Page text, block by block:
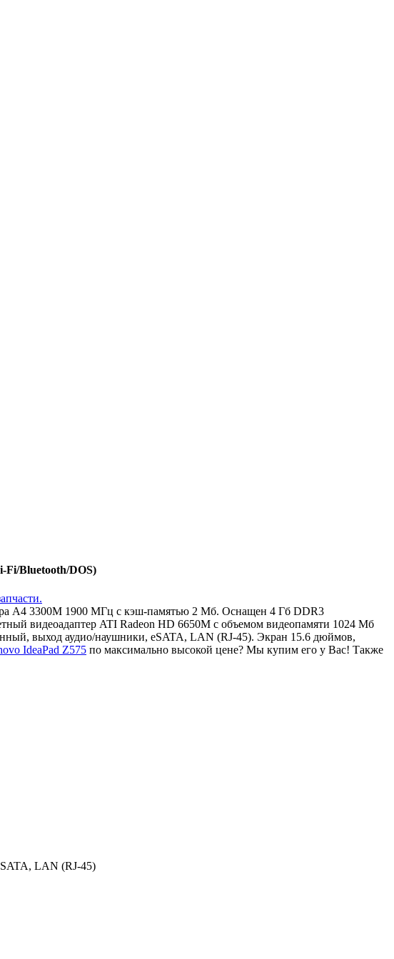
Fi/Bluetooth/DOS)
A4 3300M 1900 МГц с кэш-памятью 2 Мб. Оснащен 4 Гб DDR3
видеоадаптер ATI Radeon HD 6650M с объемом видеопамяти 1024 Мб
выход аудио/наушники, eSATA, LAN (RJ-45). Экран 15.6 дюймов,
IdeaPad Z575 по максимально высокой цене? Мы купим его у Вас! Также
LAN (RJ-45)